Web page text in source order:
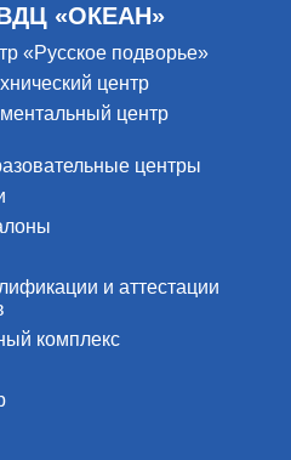
«ОКЕАН»
«Русское подворье»
центр
центр
центры
и аттестации
комплекс